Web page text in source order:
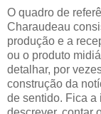
O quadro de
Charaudeau
produção e a
ou o produto
detalhar, por
construção da
de sentido. Fica a